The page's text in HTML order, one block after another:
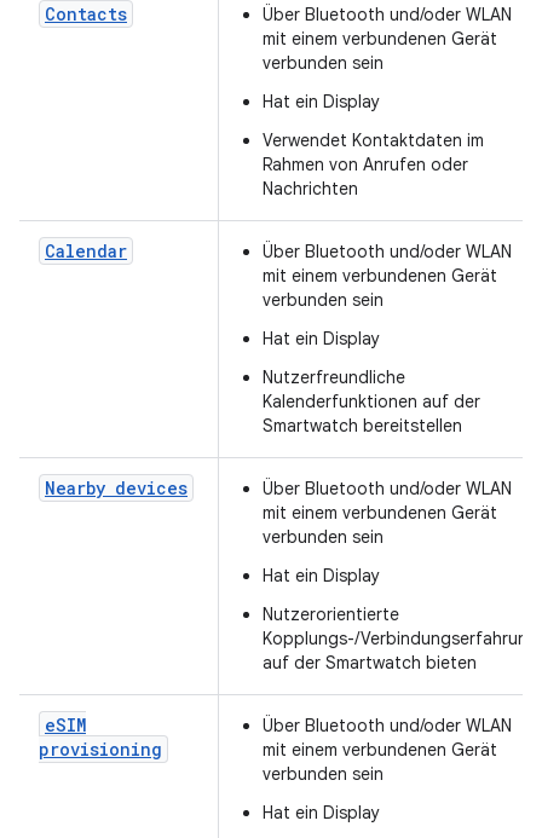
Contacts
Über Bluetooth und/oder WLAN
mit einem verbundenen Gerät
verbunden sein
Hat ein Display
Verwendet Kontaktdaten im
Rahmen von Anrufen oder
Nachrichten
Calendar
Über Bluetooth und/oder WLAN
mit einem verbundenen Gerät
verbunden sein
Hat ein Display
Nutzerfreundliche
Kalenderfunktionen auf der
Smartwatch bereitstellen
Nearby devices
Über Bluetooth und/oder WLAN
mit einem verbundenen Gerät
verbunden sein
Hat ein Display
Nutzerorientierte
Kopplungs-/Verbindungserfahrung
auf der Smartwatch bieten
eSIM
provisioning
Über Bluetooth und/oder WLAN
mit einem verbundenen Gerät
verbunden sein
Hat ein Display